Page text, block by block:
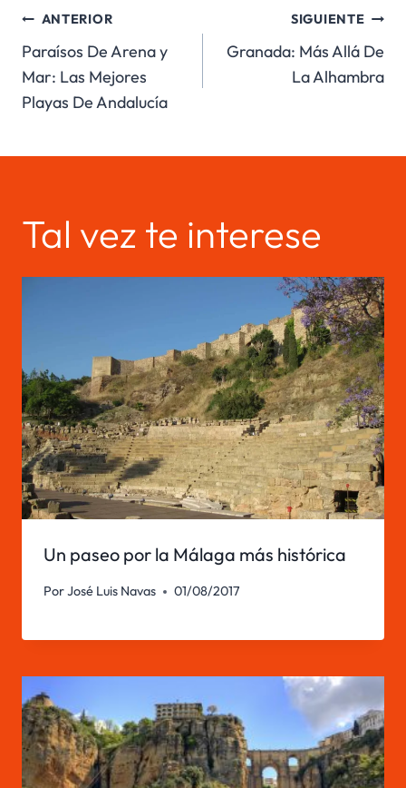
Navegación
de
entradas
ANTERIOR
Paraísos De Arena y
Mar: Las Mejores
Playas De Andalucía
SIGUIENTE
Granada: Más Allá De
La Alhambra
Tal vez te interese
Un paseo por la Málaga más histórica
PorJosé Luis Navas 01/08/2017